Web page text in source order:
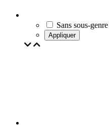
Sans sous-genre
Appliquer